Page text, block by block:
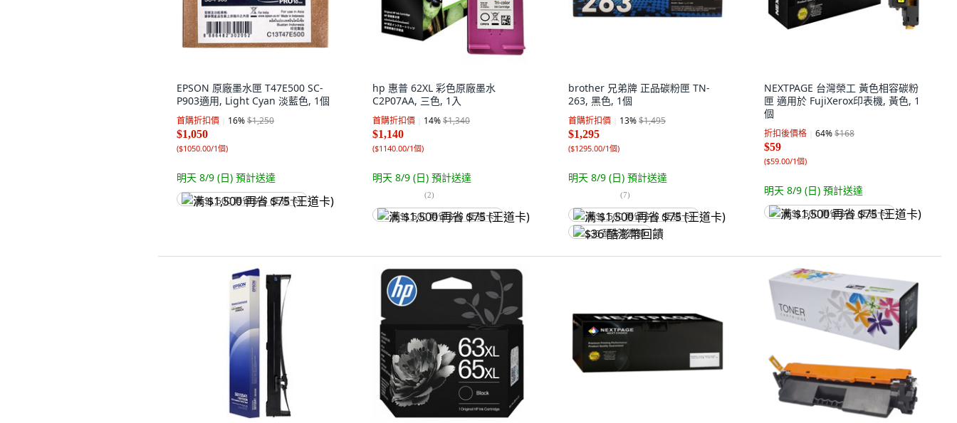
EPSON 原廠墨水匣 T47E500 SC-
P903適用, Light Cyan 淡藍色, 1個
首購折扣價 16%$1,250
$1,050
($1050.00/1個)
明天 8/9 (日) 預計送達
满 $1,500 再省 $75 (王道卡)
hp 惠普 62XL 彩色原廠墨水
C2P07AA, 三色, 1入
首購折扣價 14%$1,340
$1,140
($1140.00/1個)
明天 8/9 (日) 預計送達
(2)
满 $1,500 再省 $75 (王道卡)
brother 兄弟牌 正品碳粉匣 TN-
263, 黑色, 1個
首購折扣價 13%$1,495
$1,295
($1295.00/1個)
明天 8/9 (日) 預計送達
(7)
满 $1,500 再省 $75 (王道卡)
$36 酷澎幣回饋
NEXTPAGE 台灣榮工 黃色相容碳粉
匣 適用於 FujiXerox印表機, 黃色, 1
個
折扣後價格 64%$168
$59
($59.00/1個)
明天 8/9 (日) 預計送達
满 $1,500 再省 $75 (王道卡)